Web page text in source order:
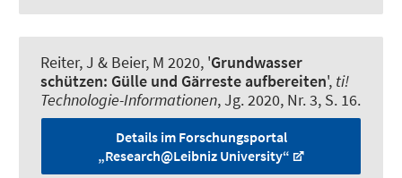
Reiter, J & Beier, M 2020, 'Grundwasser
schützen: Gülle und Gärreste aufbereiten', ti!
Technologie-Informationen, Jg. 2020, Nr. 3, S. 16.
Details im Forschungsportal
„Research@Leibniz University“